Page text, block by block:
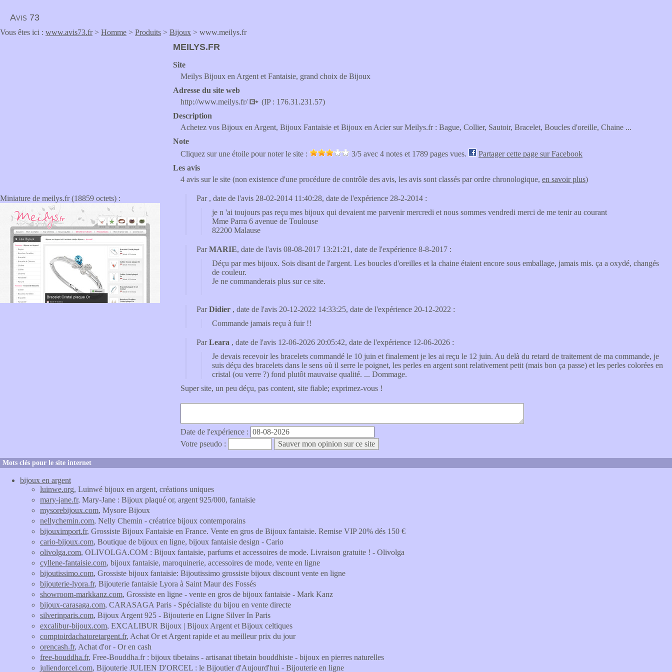
Avis 73
Vous êtes ici : www.avis73.fr> Homme > Produits > Bijoux > www.meilys.fr
Miniature de meilys.fr (18859 octets) :
MEILYS.FR
Site
Meilys Bijoux en Argent et Fantaisie, grand choix de Bijoux
Adresse du site web
http://www.meilys.fr/
(IP : 176.31.231.57)
Description
Achetez vos Bijoux en Argent, Bijoux Fantaisie et Bijoux en Acier sur Meilys.fr : Bague, Collier, Sautoir, Bracelet, Boucles d'oreille, Chaine ...
Note
Cliquez sur une étoile pour noter le site :
3/5 avec 4 notes et 1789 pages vues.
Partager cette page sur Facebook
Les avis
4 avis sur le site (non existence d'une procédure de contrôle des avis, les avis sont classés par ordre chronologique, en savoir plus)
Par , date de l'avis 28-02-2014 11:40:28, date de l'expérience 28-2-2014 :
je n 'ai toujours pas reçu mes bijoux qui devaient me parvenir mercredi et nous sommes vendredi merci de me tenir au courant
Mme Parra 6 avenue de Toulouse
82200 Malause
ParMARIE, date de l'avis 08-08-2017 13:21:21, date de l'expérience 8-8-2017 :
Déçu par mes bijoux. Sois disant de l'argent. Les boucles d'oreilles et la chaine étaient encore sous emballage, jamais mis. ça a oxydé, changés
de couleur.
Je ne commanderais plus sur ce site.
ParDidier , date de l'avis 20-12-2022 14:33:25, date de l'expérience 20-12-2022 :
Commande jamais reçu à fuir !!
ParLeara , date de l'avis 12-06-2026 20:05:42, date de l'expérience 12-06-2026 :
Je devais recevoir les bracelets commandé le 10 juin et finalement je les ai reçu le 12 juin. Au delà du retard de traitement de ma commande, je
suis déçu des bracelets dans le sens où il serre le poignet, les perles en argent sont relativement petit (mais bon ça passe) et les perles colorées en
cristal (ou verre ?) fond plutôt mauvaise qualité. ... Dommage.
Super site, un peu déçu, pas content, site fiable; exprimez-vous !
Date de l'expérience :
Votre pseudo :
Mots clés pour le site internet
bijoux en argent
luinwe.org, Luinwé bijoux en argent, créations uniques
mary-jane.fr, Mary-Jane : Bijoux plaqué or, argent 925/000, fantaisie
mysorebijoux.com, Mysore Bijoux
nellychemin.com, Nelly Chemin - créatrice bijoux contemporains
bijouximport.fr, Grossiste Bijoux Fantaisie en France. Vente en gros de Bijoux fantaisie. Remise VIP 20% dés 150 €
cario-bijoux.com, Boutique de bijoux en ligne, bijoux fantaisie design - Cario
olivolga.com, OLIVOLGA.COM : Bijoux fantaisie, parfums et accessoires de mode. Livraison gratuite ! - Olivolga
cyllene-fantaisie.com, bijoux fantaisie, maroquinerie, accessoires de mode, vente en ligne
bijoutissimo.com, Grossiste bijoux fantaisie: Bijoutissimo grossiste bijoux discount vente en ligne
bijouterie-lyora.fr, Bijouterie fantaisie Lyora à Saint Maur des Fossés
showroom-markkanz.com, Grossiste en ligne - vente en gros de bijoux fantaisie - Mark Kanz
bijoux-carasaga.com, CARASAGA Paris - Spécialiste du bijou en vente directe
silverinparis.com, Bijoux Argent 925 - Bijouterie en Ligne Silver In Paris
excalibur-bijoux.com, EXCALIBUR Bijoux | Bijoux Argent et Bijoux celtiques
comptoirdachatoretargent.fr, Achat Or et Argent rapide et au meilleur prix du jour
orencash.fr, Achat d'or - Or en cash
free-bouddha.fr, Free-Bouddha.fr : bijoux tibetains - artisanat tibetain bouddhiste - bijoux en pierres naturelles
juliendorcel.com, Bijouterie JULIEN D'ORCEL : le Bijoutier d'Aujourd'hui - Bijouterie en ligne